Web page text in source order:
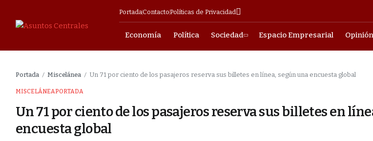
PortadaContactoPolíticas de Privacidad
Economía Política Sociedad Espacio Empresarial Opinión
para avanzar
en Barrio
Portada / Miscelánea / Un 71 por ciento de los pasajeros reserva sus billetes en línea, según una encuesta global
MISCELÁNEAPORTADA
Un 71 por ciento de los pasajeros reserva sus billetes en
encuesta global